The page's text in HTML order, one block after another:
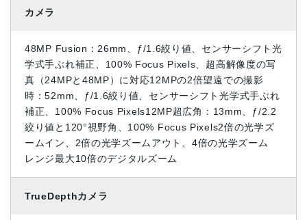
カメラ
48MP Fusion：26mm、ƒ/1.6絞り値、センサーシフト光
学式手ぶれ補正、100% Focus Pixels、超高解像度の写
真（24MPと48MP）に対 応12MPの2倍望遠での撮影
時：52mm、ƒ/1.6絞り値、センサーシフト光学式手ぶれ
補正、100% Focus Pixels12MP超広角：13mm、ƒ/2.2
絞り値と120°視野角、100% Focus Pixels2倍の光学ズ
ームイン、2倍の光学ズームアウト、4倍の光学ズーム
レ ン ジ最大10倍のデジタルズーム
TrueDepthカメラ